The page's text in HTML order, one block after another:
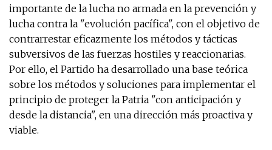
importante de la lucha no armada en la prevención y
lucha contra la "evolución pacífica", con el objetivo de
contrarrestar eficazmente los métodos y tácticas
subversivos de las fuerzas hostiles y reaccionarias.
Por ello, el Partido ha desarrollado una base teórica
sobre los métodos y soluciones para implementar el
principio de proteger la Patria "con anticipación y
desde la distancia", en una dirección más proactiva y
viable.